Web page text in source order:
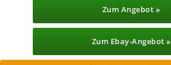
Zum Angebot »
Zum Ebay-Angebot »